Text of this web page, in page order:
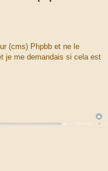
(cms) Phpbb et ne le
je me demandais si cela est